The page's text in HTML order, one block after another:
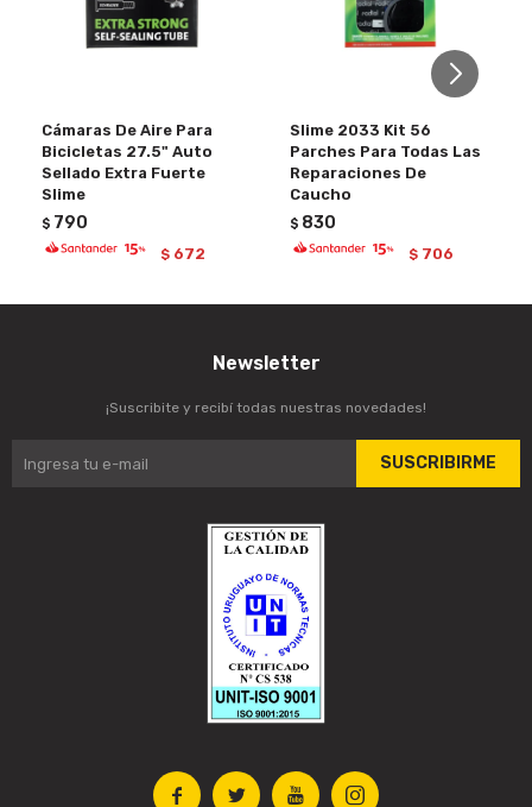
Cámaras De Aire Para
Bicicletas 27.5" Auto
Sellado Extra Fuerte
Slime
$ 790
$ 672
Slime 2033 Kit 56
Parches Para Todas Las
Reparaciones De
Caucho
$ 830
$ 706
   
Newsletter
¡Suscribite y recibí todas nuestras novedades!
SUSCRIBIRME